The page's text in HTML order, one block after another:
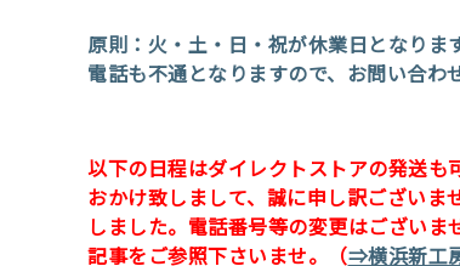
原則：火・土・日・祝が休業日となりま
電話も不通となりますので、お問い合わ
以下の日程はダイレクトストアの発送も
おかけ致しまして、誠に申し訳ござい
しました。電話番号等の変更はござい
記事をご参照下さいませ。（⇒横浜新工